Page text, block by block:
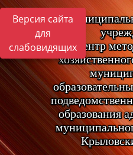
Версия сайта
для
слабовидящих"Центр
образования